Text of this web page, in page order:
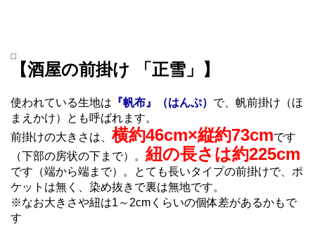
【酒屋の前掛け 「正雪」】
使われている生地は 『帆布』（はんぷ） で、帆前掛け（ほ
まえかけ）とも呼ばれます。
前掛けの大きさは、 横約46cm×縦約73cmです
（下部の房状の下まで）。 紐の長さは約225cm
です（端から端まで）。とても長いタイプの前掛けで、ポ
ケットは無く、染め抜きで裏は無地です。
※なお大きさや紐は1～2cmくらいの個体差があるかもで
す